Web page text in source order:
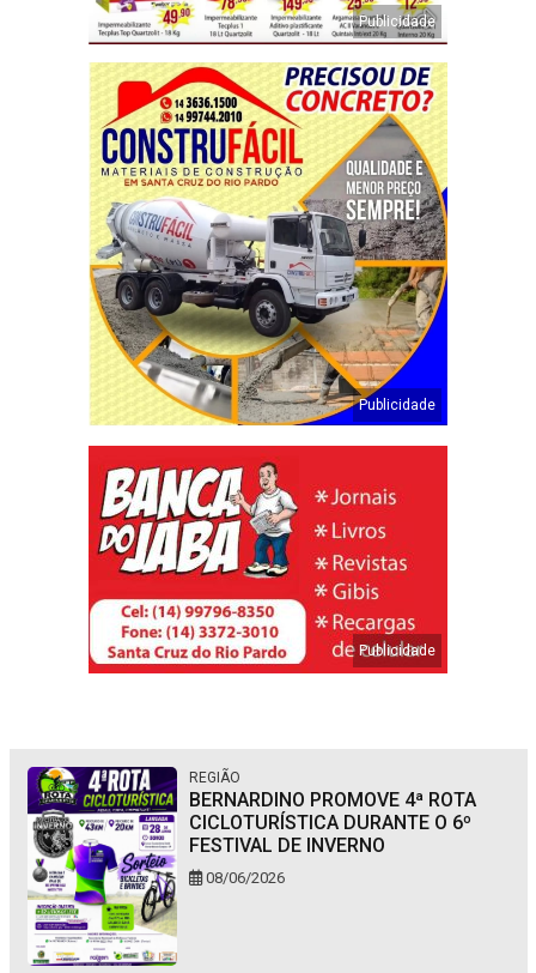
REGIÃO
BERNARDINO PROMOVE 4ª ROTA
CICLOTURÍSTICA DURANTE O 6º
FESTIVAL DE INVERNO
08/06/2026